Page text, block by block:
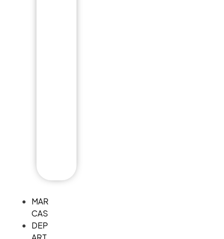
MAR
CAS
DEP